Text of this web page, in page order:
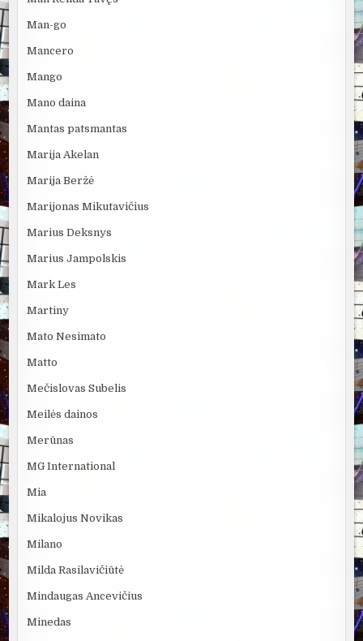
Man-go
Mancero
Mango
Mano daina
Mantas patsmantas
Marija Akelan
Marija Beržė
Marijonas Mikutavičius
Marius Deksnys
Marius Jampolskis
Mark Les
Martiny
Mato Nesimato
Matto
Mečislovas Subelis
Meilės dainos
Merūnas
MG International
Mia
Mikalojus Novikas
Milano
Milda Rasilavičiūtė
Mindaugas Ancevičius
Minedas